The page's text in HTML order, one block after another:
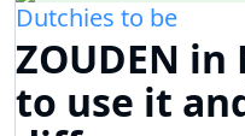
Dutchies to be
ZOUDEN
to use it